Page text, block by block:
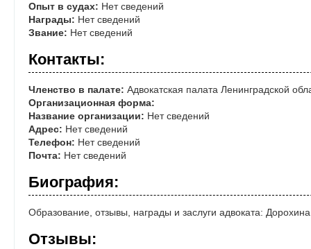
Опыт в судах: Нет сведений
Награды: Нет сведений
Звание: Нет сведений
Контакты:
Членство в палате: Адвокатская палата Ленинградской
Организационная форма:
Название организации: Нет сведений
Адрес: Нет сведений
Телефон: Нет сведений
Почта: Нет сведений
Биография:
Образование, отзывы, награды и заслуги адвоката:
Отзывы: